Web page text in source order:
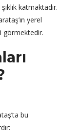
katmaktadır.
yerel
görmektedir.
bu